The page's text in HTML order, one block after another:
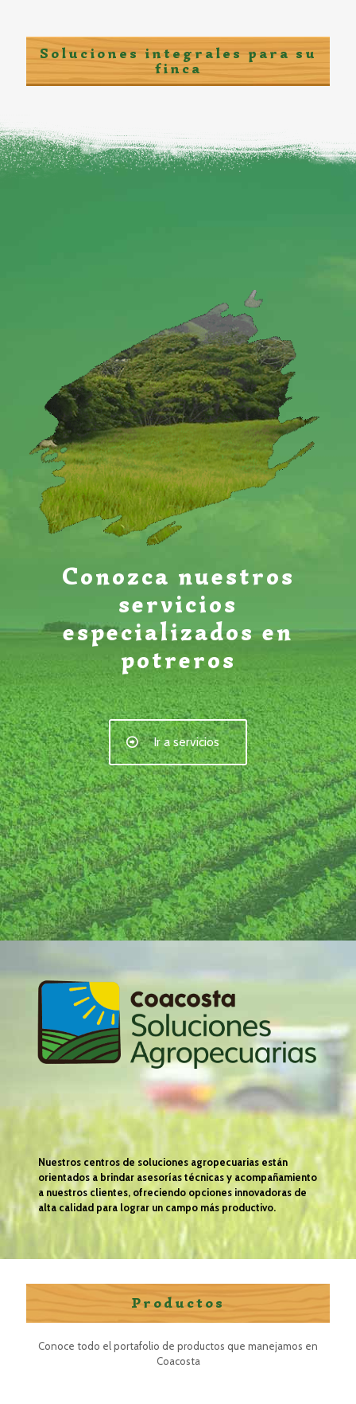
Soluciones integrales para su
finca
Conozca nuestros
servicios
especializados en
potreros
Ir a servicios
Nuestros centros de soluciones agropecuarias están
orientados a brindar asesorías técnicas y acompañamiento
a nuestros clientes, ofreciendo opciones innovadoras de
alta calidad para lograr un campo más productivo.
Productos
Conoce todo el portafolio de productos que manejamos en
Coacosta